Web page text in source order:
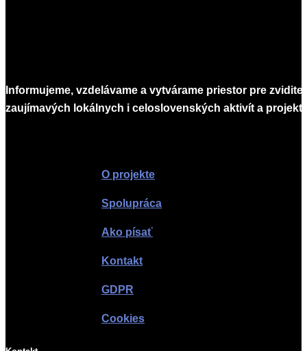
Informujeme, vzdelávame a vytvárame priestor pre
zaujímavých lokálnych i celoslovenských aktivít a
O projekte
Spolupráca
Ako písať
Kontakt
GDPR
Cookies